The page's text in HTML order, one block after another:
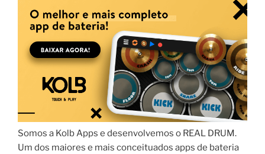
Somos a Kolb Apps e desenvolvemos o REAL DRUM.
Um dos maiores e mais conceituados apps de bateria